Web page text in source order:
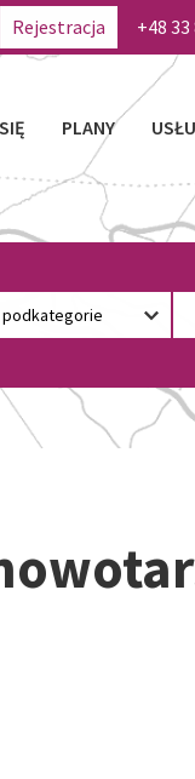
Rejestracja +48 33
PLANY